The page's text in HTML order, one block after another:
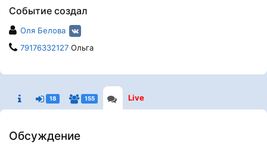
Событие создал
Оля Белова
79176332127 Ольга
18 155 Live
Обсуждение